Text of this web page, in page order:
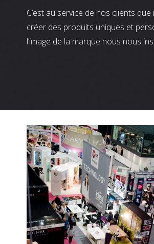
C’est au service de nos clients
créer des produits uniques et
l’image de la marque nous nous